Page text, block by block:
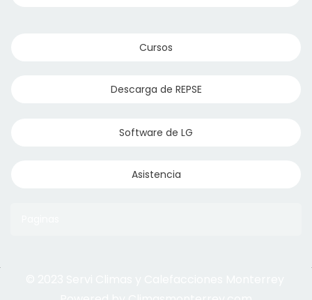
Cursos
Descarga de REPSE
Software de LG
Asistencia